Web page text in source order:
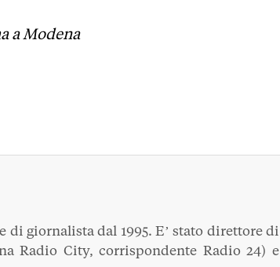
a Modena
di giornalista dal 1995. E’ stato direttore di
Radio City, corrispondente Radio 24) e